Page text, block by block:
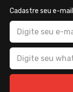
Cadastre seu e-